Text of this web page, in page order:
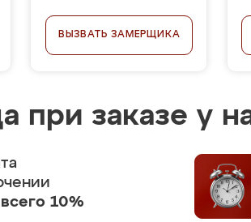
ВЫЗВАТЬ ЗАМЕРЩИКА
при заказе у
всего 10%